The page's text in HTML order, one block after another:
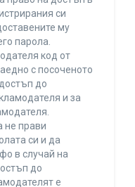
си
му
парола.
код от
с посоченото
до
и за
не прави
си и да
в случай на
до
е